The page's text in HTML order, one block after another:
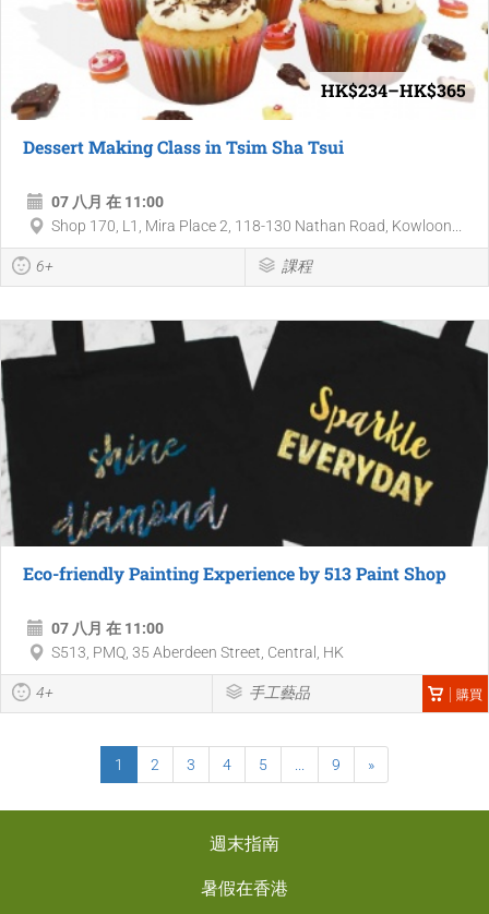
HK$234–HK$365
Dessert Making Class in Tsim Sha Tsui
07 八月 在 11:00
Shop 170, L1, Mira Place 2, 118-130 Nathan Road, Kowloon...
6+ 課程
Eco-friendly Painting Experience by 513 Paint Shop
07 八月 在 11:00
S513, PMQ, 35 Aberdeen Street, Central, HK
4+ 手工藝品 購買
1 2 3 4 5 ... 9 »
週末指南
暑假在香港